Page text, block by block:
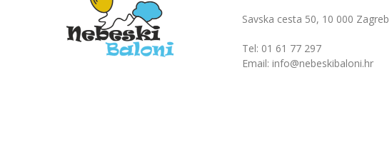
Savska cesta 50, 10 000 Zagreb
Tel: 01 61 77 297
Email: info@nebeskibaloni.hr